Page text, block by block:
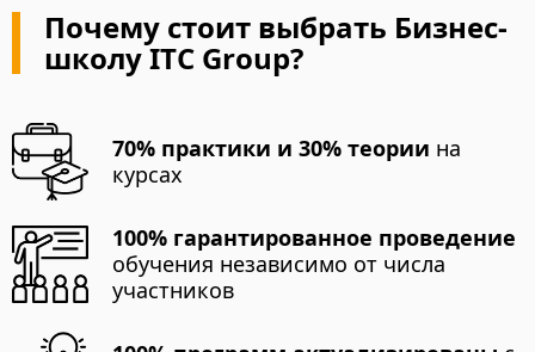
Почему стоит выбрать Бизнес-
школу ITC Group?
70% практики и 30% теории на
курсах
100% гарантированное проведение
обучения независимо от числа
участников